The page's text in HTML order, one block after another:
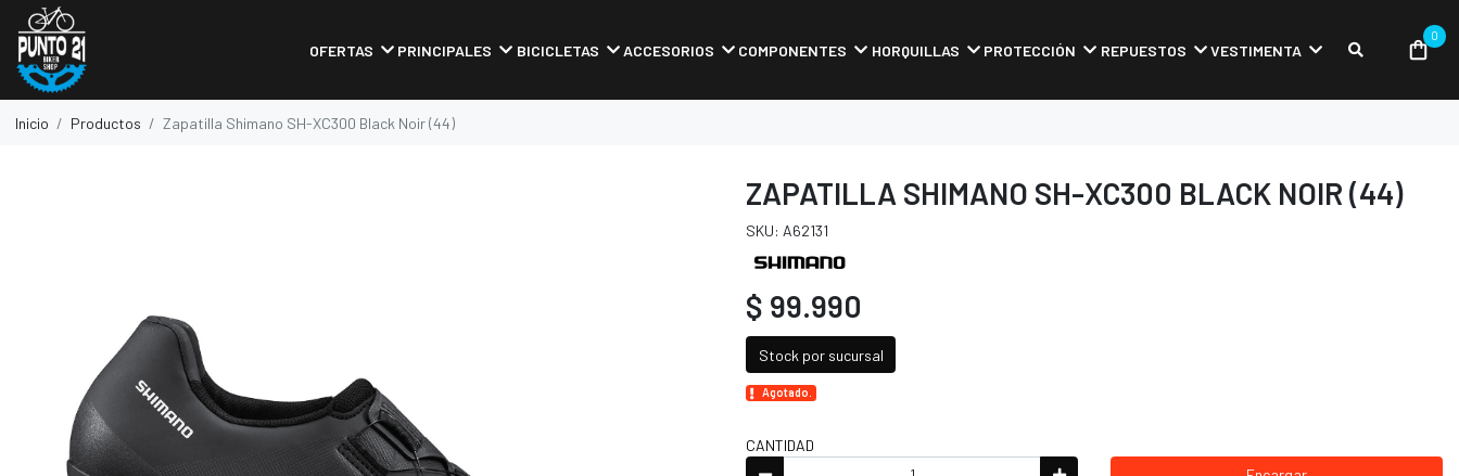
OFERTAS PRINCIPALES BICICLETAS ACCESORIOS COMPONENTES HORQUILLAS PROTECCIÓN REPUESTOS VESTIMENTA
0
Inicio Productos Zapatilla Shimano SH-XC300 Black Noir (44)
ZAPATILLA SHIMANO SH-XC300 BLACK NOIR (44)
SKU: A62131
$ 99.990
Stock por sucursal
Agotado.
CANTIDAD